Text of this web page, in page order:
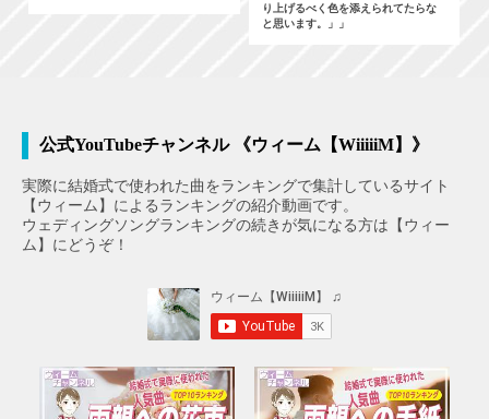
り上げるべく色を添えられてたらな
と思います。」」
公式YouTubeチャンネル 《ウィーム【WiiiiiM】》
実際に結婚式で使われた曲をランキングで集計しているサイト
【ウィーム】によるランキングの紹介動画です。
ウェディングソングランキングの続きが気になる方は【ウィー
ム】にどうぞ！